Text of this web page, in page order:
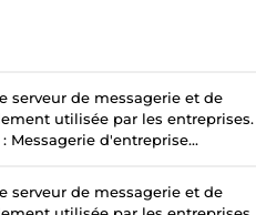
serveur de messagerie et de
utilisée par les entreprises.
Messagerie d'entreprise...
serveur de messagerie et de